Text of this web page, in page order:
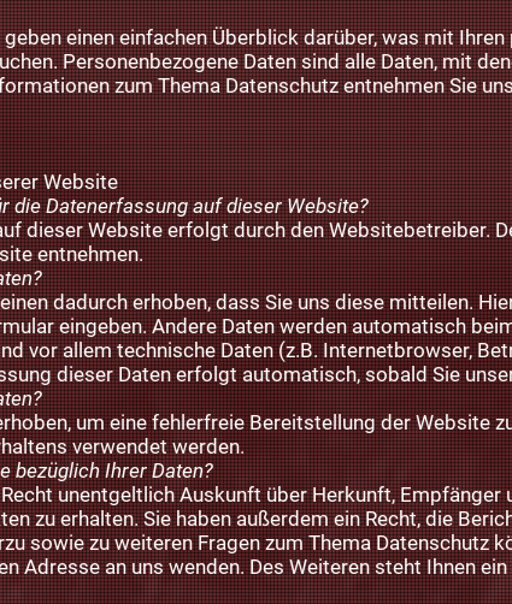
einen einfachen Überblick darüber, was mit
Personenbezogene Daten sind alle Daten, mit
zum Thema Datenschutz entnehmen Sie
Website
die Datenerfassung auf dieser Website?
dieser Website erfolgt durch den Websitebetreiber.
entnehmen.
dadurch erhoben, dass Sie uns diese mitteilen.
eingeben. Andere Daten werden automatisch
vor allem technische Daten (z.B. Internetbrowser,
dieser Daten erfolgt automatisch, sobald Sie
um eine fehlerfreie Bereitstellung der Website
verwendet werden.
bezüglich Ihrer Daten?
unentgeltlich Auskunft über Herkunft,
zu erhalten. Sie haben außerdem ein Recht, die
sowie zu weiteren Fragen zum Thema Datenschutz
Adresse an uns wenden. Des Weiteren steht Ihnen